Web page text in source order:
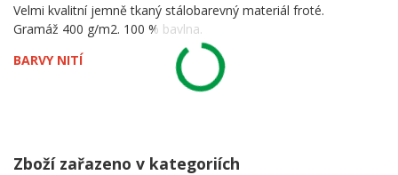
Velmi kvalitní jemně tkaný stálobarevný materiál froté.
Gramáž 400 g/m2. 100 % bavlna.
BARVY NITÍ
Zboží zařazeno v kategoriích